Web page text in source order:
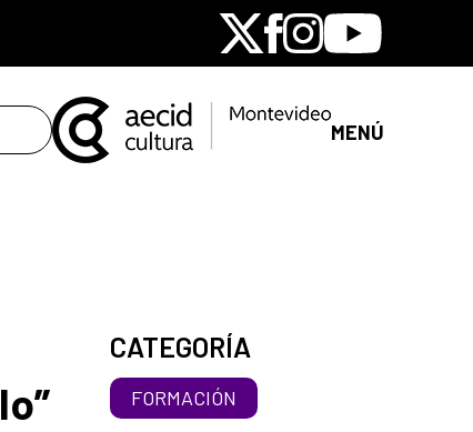
X Facebook
Instagram
Youtube
MENÚ
CATEGORÍA
FORMACIÓN